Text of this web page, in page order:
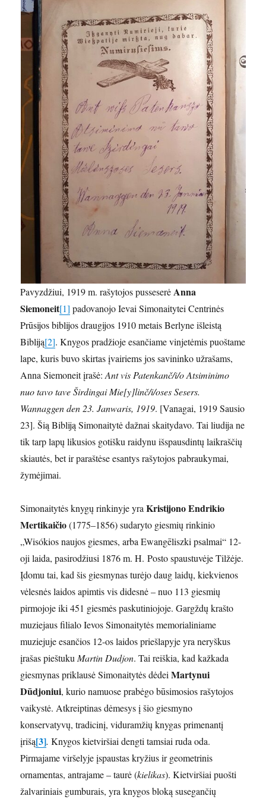
Pavyzdžiui, 1919 m. rašytojos pusseserė Anna
Siemoneit[1] padovanojo Ievai Simonaitytei Centrinės
Prūsijos biblijos draugijos 1910 metais Berlyne išleistą
Bibliją[2]. Knygos pradžioje esančiame vinjetėmis puoštame
lape, kuris buvo skirtas įvairiems jos savininko užrašams,
Anna Siemoneit įrašė:Ant vis Patenkanč/i/o Atsiminimo
nuo tavo tave Širdingai Mie[y]linč/i/oses Sesers.
Wannaggen den 23. Janwaris, 1919. [Vanagai, 1919 Sausio
23]. Šią Bibliją Simonaitytė dažnai skaitydavo. Tai liudija ne
tik tarp lapų likusios gotišku raidynu išspausdintų laikraščių
skiautės, bet ir paraštėse esantys rašytojos pabraukymai,
žymėjimai.
Simonaitytės knygų rinkinyje yraKristijono Endrikio
Mertikaičio(1775–1856) sudaryto giesmių rinkinio
„Wisókios naujos giesmes, arba Ewangēliszki psalmai“ 12-
oji laida, pasirodžiusi 1876 m. H. Posto spaustuvėje Tilžėje.
Įdomu tai, kad šis giesmynas turėjo daug laidų, kiekvienos
vėlesnės laidos apimtis vis didesnė – nuo 113 giesmių
pirmojoje iki 451 giesmės paskutiniojoje. Gargždų krašto
muziejaus filialo Ievos Simonaitytės memorialiniame
muziejuje esančios 12-os laidos priešlapyje yra neryškus
įrašas pieštuku Martin Dudjon. Tai reiškia, kad kažkada
giesmynas priklausė Simonaitytės dėdeiMartynui
Dūdjoniui, kurio namuose prabėgo būsimosios rašytojos
vaikystė. Atkreiptinas dėmesys į šio giesmyno
konservatyvų, tradicinį, viduramžių knygas primenantį
įrišą[3].Knygos kietviršiai dengti tamsiai ruda oda.
Pirmajame viršelyje įspaustas kryžius ir geometrinis
ornamentas, antrajame – taurė (kielikas). Kietviršiai puošti
žalvariniais gumburais, yra knygos bloką susegančių